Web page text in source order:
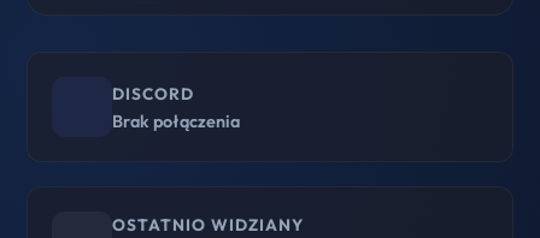
DISCORD
Brak połączenia
OSTATNIO WIDZIANY